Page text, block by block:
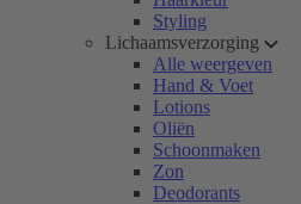
Styling
Lichaamsverzorging
Alle weergeven
Hand & Voet
Lotions
Oliën
Schoonmaken
Zon
Deodorants